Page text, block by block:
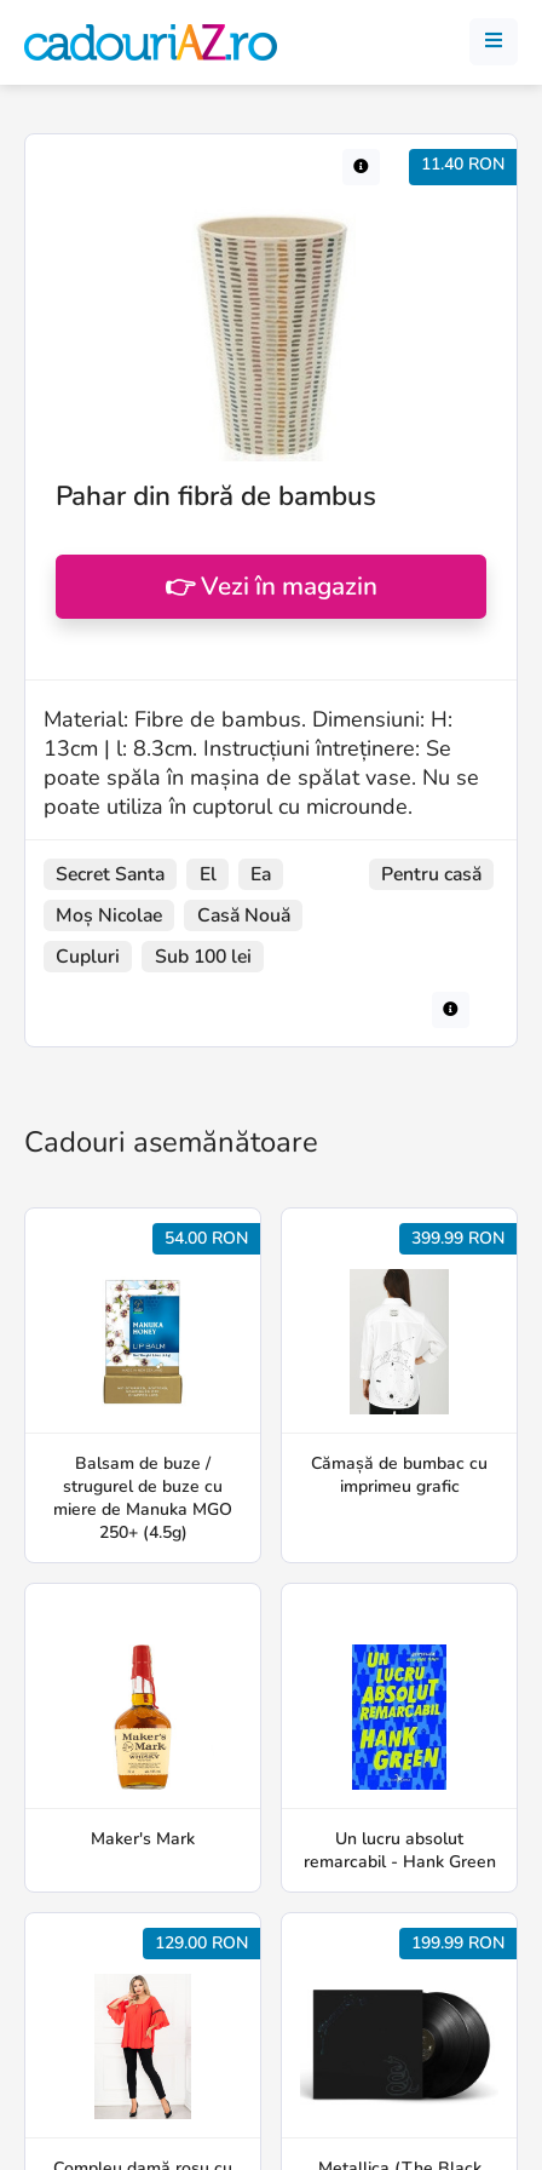
11.40 RON
Pahar din fibră de bambus
👉 Vezi în magazin
Material: Fibre de bambus. Dimensiuni: H:
13cm | l: 8.3cm. Instrucțiuni întreținere: Se
poate spăla în mașina de spălat vase. Nu se
poate utiliza în cuptorul cu microunde.
Secret Santa El
Ea
Moș Nicolae
Casă Nouă
Cupluri
Sub 100 lei
Pentru casă
Cadouri asemănătoare
54.00 RON
Balsam de buze /
strugurel de buze cu
miere de Manuka MGO
250+ (4.5g)
399.99 RON
Cămașă de bumbac cu
imprimeu grafic
Maker's Mark
Un lucru absolut
remarcabil - Hank Green
129.00 RON 199.99 RON